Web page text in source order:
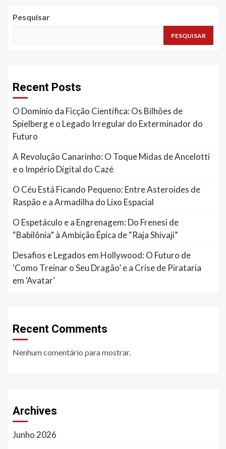
Pesquisar
PESQUISAR
Recent Posts
O Domínio da Ficção Científica: Os Bilhões de
Spielberg e o Legado Irregular do Exterminador do
Futuro
A Revolução Canarinho: O Toque Midas de Ancelotti
e o Império Digital do Cazé
O Céu Está Ficando Pequeno: Entre Asteroides de
Raspão e a Armadilha do Lixo Espacial
O Espetáculo e a Engrenagem: Do Frenesi de
“Babilônia” à Ambição Épica de “Raja Shivaji”
Desafios e Legados em Hollywood: O Futuro de
‘Como Treinar o Seu Dragão’ e a Crise de Pirataria
em ‘Avatar’
Recent Comments
Nenhum comentário para mostrar.
Archives
Junho 2026